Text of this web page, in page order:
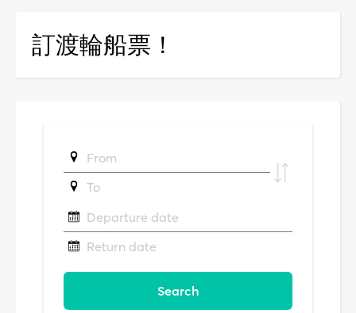
訂渡輪船票！